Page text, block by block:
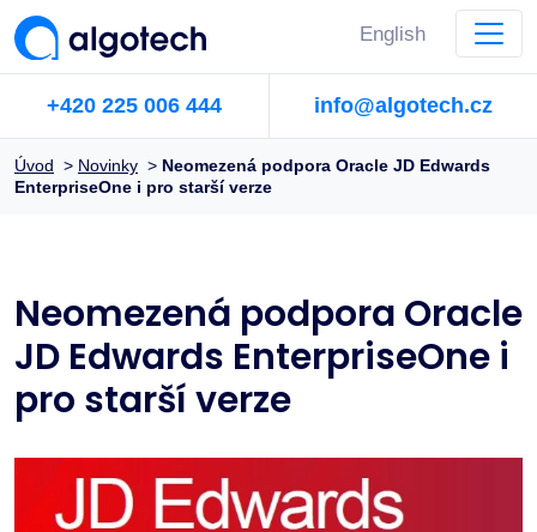
English
+420 225 006 444 info@algotech.cz
Úvod > Novinky > Neomezená podpora Oracle JD Edwards
EnterpriseOne i pro starší verze
Neomezená podpora Oracle
JD Edwards EnterpriseOne i
pro starší verze